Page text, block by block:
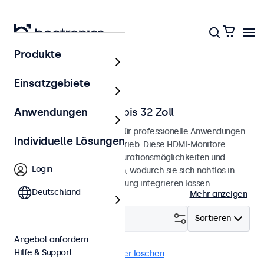
Startseite
HDMI-Monitore von 7 bis 32 Zoll
HDMI-Monitore, entwickelt für professionelle Anwendungen
und den kontinuierlichen Betrieb. Diese HDMI-Monitore
bieten umfangreiche Konfigurationsmöglichkeiten und
vielseitige Montageoptionen, wodurch sie sich nahtlos in
jede Anwendung und Umgebung integrieren lassen.
Mehr anzeigen
Sortieren
Filtern (23)
HDMI 9-36 Volt Alle Filter löschen
Produkte
Einsatzgebiete
Anwendungen
Individuelle Lösungen
Login
Deutschland
Angebot anfordern
Hilfe & Support